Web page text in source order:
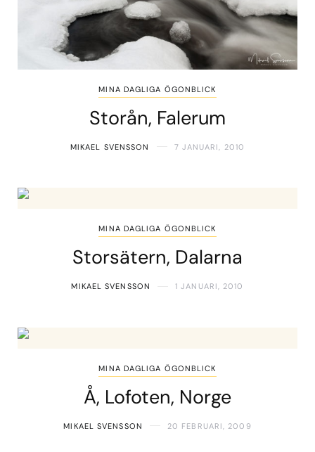
MINA DAGLIGA ÖGONBLICK
Storån, Falerum
MIKAEL SVENSSON 7 JANUARI, 2010
MINA DAGLIGA ÖGONBLICK
Storsätern, Dalarna
MIKAEL SVENSSON 1 JANUARI, 2010
MINA DAGLIGA ÖGONBLICK
Å, Lofoten, Norge
MIKAEL SVENSSON 20 FEBRUARI, 2009